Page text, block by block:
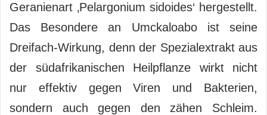
Geranienart ‚Pelargonium sidoides‘ hergestellt.
Das Besondere an Umckaloabo ist seine
Dreifach-Wirkung, denn der Spezialextrakt aus
der südafrikanischen Heilpflanze wirkt nicht
nur effektiv gegen Viren und Bakterien,
sondern auch gegen den zähen Schleim.